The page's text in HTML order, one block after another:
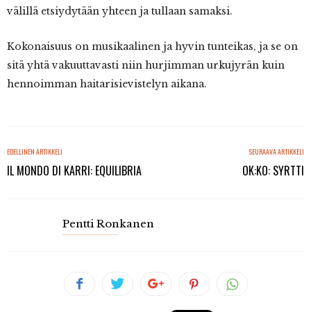
välillä etsiydytään yhteen ja tullaan samaksi.
Kokonaisuus on musikaalinen ja hyvin tunteikas, ja se on
sitä yhtä vakuuttavasti niin hurjimman urkujyrän kuin
hennoimman haitarisievistelyn aikana.
EDELLINEN ARTIKKELI
IL MONDO DI KARRI: EQUILIBRIA
SEURAAVA ARTIKKELI
OK:KO: SYRTTI
Pentti Ronkanen